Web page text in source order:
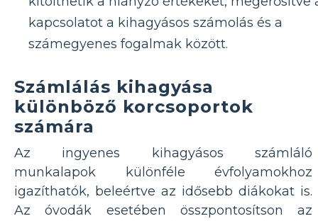
kapcsolatot a kihagyásos számolás és a
számegyenes fogalmak között.
Számlálás kihagyása
különböző korcsoportok
számára
Az ingyenes kihagyásos számláló
munkalapok különféle évfolyamokhoz
igazíthatók, beleértve az idősebb diákokat is.
Az óvodák esetében összpontosítson az